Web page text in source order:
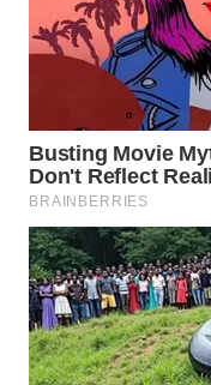
LISTRIK
MASYARAKAT
KELISTRIKAN
WALINKI
ID
MAWAKA
ID
MARTABAT
NET